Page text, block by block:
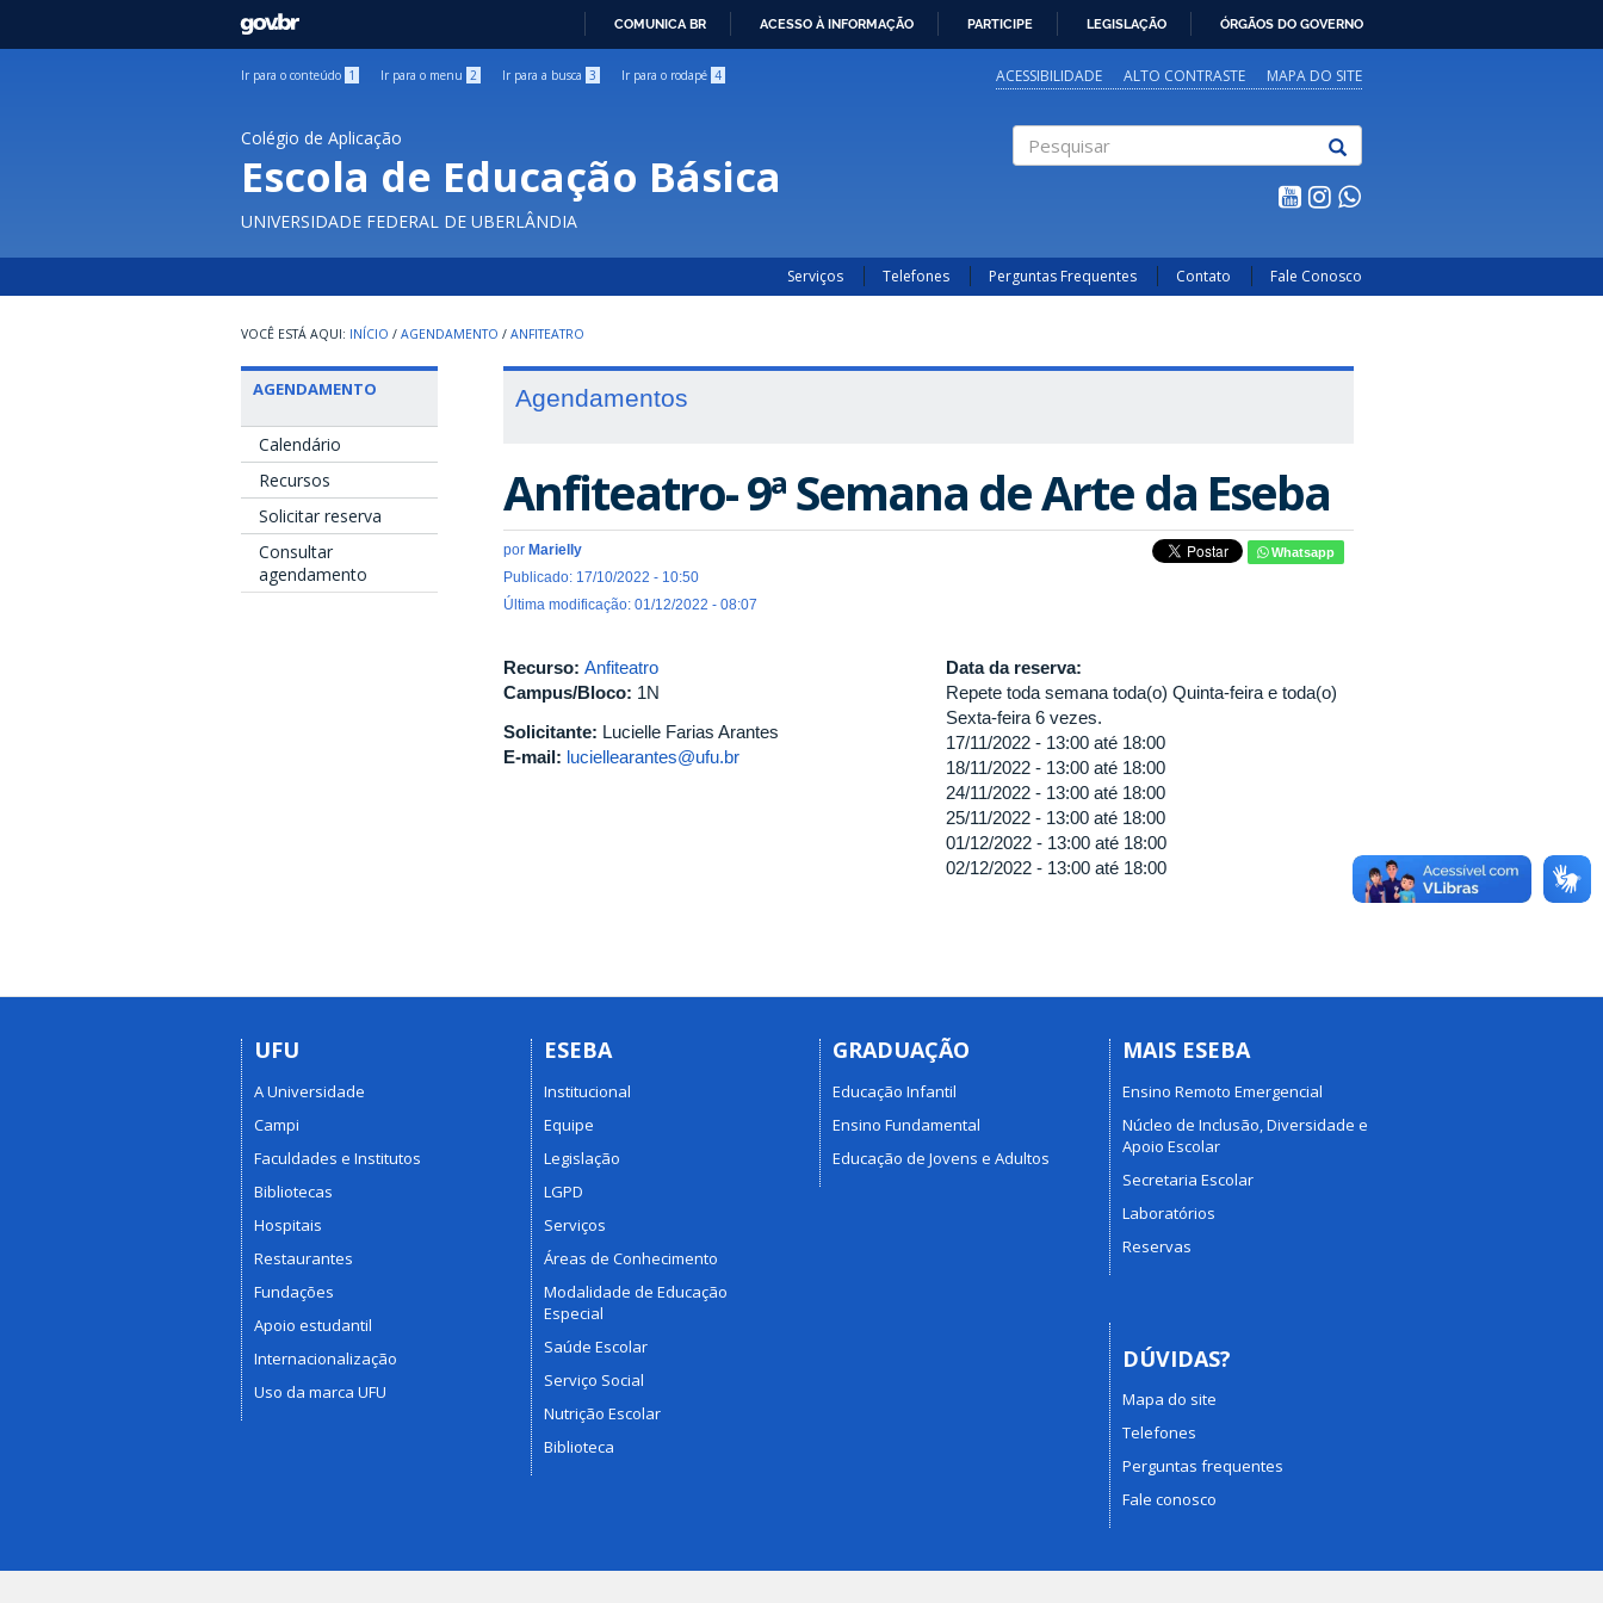
GOVBR
COMUNICA BR ACESSO À INFORMAÇÃO PARTICIPE LEGISLAÇÃO ÓRGÃOS DO GOVERNO
Ir para o conteúdo 1 Ir para o menu 2 Ir para a busca 3 Ir para o rodapé 4 ACESSIBILIDADE ALTO CONTRASTE MAPA DO SITE
Colégio de Aplicação
Escola de Educação Básica
UNIVERSIDADE FEDERAL DE UBERLÂNDIA
Serviços Telefones Perguntas Frequentes Contato Fale Conosco
INÍCIO / AGENDAMENTO / ANFITEATRO
AGENDAMENTO
Calendário
Recursos
Solicitar reserva
Consultar
agendamento
Agendamentos
Anfiteatro- 9ª Semana de Arte da Eseba
por Marielly
Publicado: 17/10/2022 - 10:50
Última modificação: 01/12/2022 - 08:07
Whatsapp
Recurso: Anfiteatro
Campus/Bloco: 1N
Solicitante: Lucielle Farias Arantes
E-mail: luciellearantes@ufu.br
Data da reserva:
Repete toda semana toda(o) Quinta-feira e toda(o)
Sexta-feira 6 vezes.
17/11/2022 - 13:00 até 18:00
18/11/2022 - 13:00 até 18:00
24/11/2022 - 13:00 até 18:00
25/11/2022 - 13:00 até 18:00
01/12/2022 - 13:00 até 18:00
02/12/2022 - 13:00 até 18:00
UFU
A Universidade
Campi
Faculdades e Institutos
Bibliotecas
Hospitais
Restaurantes
Fundações
Apoio estudantil
Internacionalização
Uso da marca UFU
ESEBA
Institucional
Equipe
Legislação
LGPD
Serviços
Áreas de Conhecimento
Modalidade de Educação
Especial
Saúde Escolar
Serviço Social
Nutrição Escolar
Biblioteca
GRADUAÇÃO
Educação Infantil
Ensino Fundamental
Educação de Jovens e Adultos
MAIS ESEBA
Ensino Remoto Emergencial
Núcleo de Inclusão, Diversidade e
Apoio Escolar
Secretaria Escolar
Laboratórios
Reservas
DÚVIDAS?
Mapa do site
Telefones
Perguntas frequentes
Fale conosco